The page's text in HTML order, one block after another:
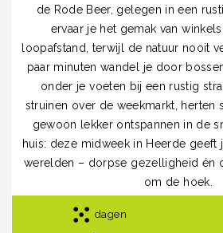
de Rode Beer, gelegen in een
ervaar je het gemak van
loopafstand, terwijl de natuur nooit
paar minuten wandel je door
onder je voeten bij een rustig
struinen over de weekmarkt, herten
gewoon lekker ontspannen in de
huis: deze midweek in Heerde geeft
werelden – dorpse gezelligheid én
om de hoek.
dagen